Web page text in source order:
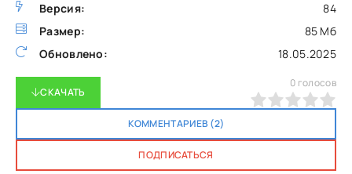
Версия:
84
Размер:
85 Мб
Обновлено:
18.05.2025
СКАЧАТЬ
КОММЕНТАРИЕВ (2)
ПОДПИСАТЬСЯ
0 голосов